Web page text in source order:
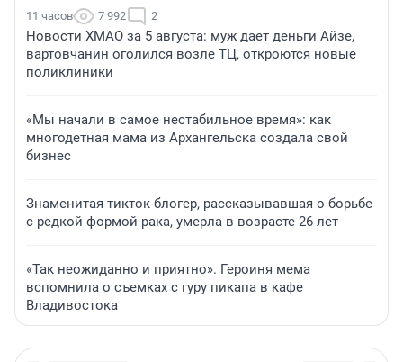
11 часов 7 992 2
Новости ХМАО за 5 августа: муж дает деньги Айзе,
вартовчанин оголился возле ТЦ, откроются новые
поликлиники
«Мы начали в самое нестабильное время»: как
многодетная мама из Архангельска создала свой
бизнес
Знаменитая тикток-блогер, рассказывавшая о борьбе
с редкой формой рака, умерла в возрасте 26 лет
«Так неожиданно и приятно». Героиня мема
вспомнила о съемках с гуру пикапа в кафе
Владивостока